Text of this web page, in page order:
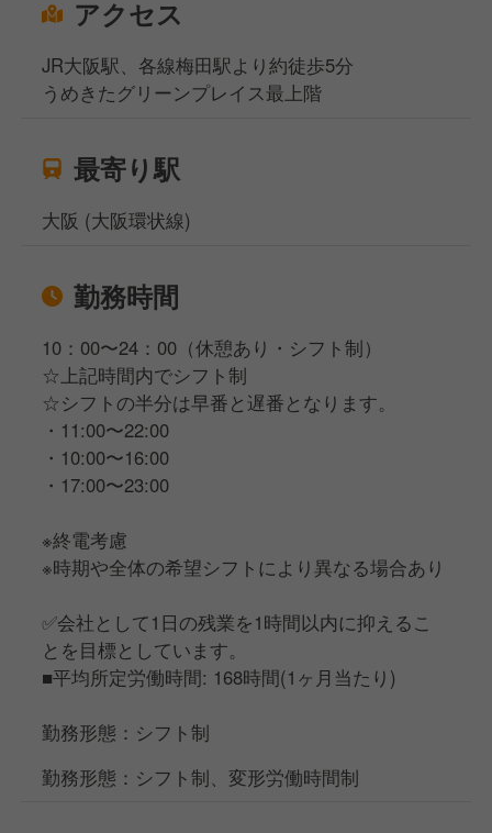
アクセス
JR大阪駅、各線梅田駅より約徒歩5分
うめきたグリーンプレイス最上階
最寄り駅
大阪 (大阪環状線)
勤務時間
10：00〜24：00（休憩あり・シフト制）
☆上記時間内でシフト制
☆シフトの半分は早番と遅番となります。
・11:00〜22:00
・10:00〜16:00
・17:00〜23:00
※終電考慮
※時期や全体の希望シフトにより異なる場合あり
✅会社として1日の残業を1時間以内に抑えるこ
とを目標としています。
■平均所定労働時間: 168時間(1ヶ月当たり)
勤務形態：シフト制
勤務形態：シフト制、変形労働時間制